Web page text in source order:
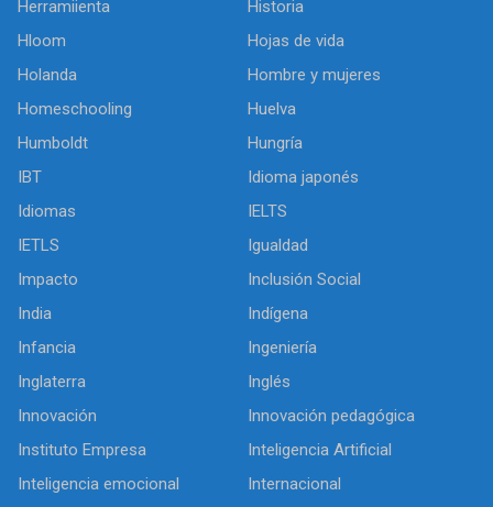
Herramiienta
Historia
Hloom
Hojas de vida
Holanda
Hombre y mujeres
Homeschooling
Huelva
Humboldt
Hungría
IBT
Idioma japonés
Idiomas
IELTS
IETLS
Igualdad
Impacto
Inclusión Social
India
Indígena
Infancia
Ingeniería
Inglaterra
Inglés
Innovación
Innovación pedagógica
Instituto Empresa
Inteligencia Artificial
Inteligencia emocional
Internacional